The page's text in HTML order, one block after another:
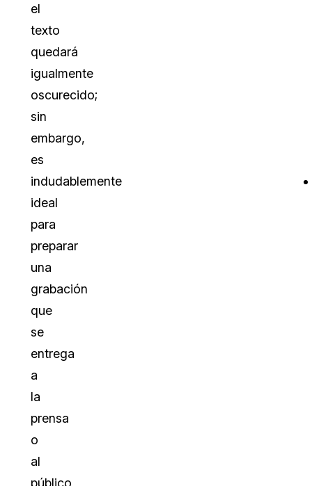
el
texto
quedará
igualmente
oscurecido;
sin
embargo,
es
indudablemente
ideal
para
preparar
una
grabación
que
se
entrega
a
la
prensa
o
al
público